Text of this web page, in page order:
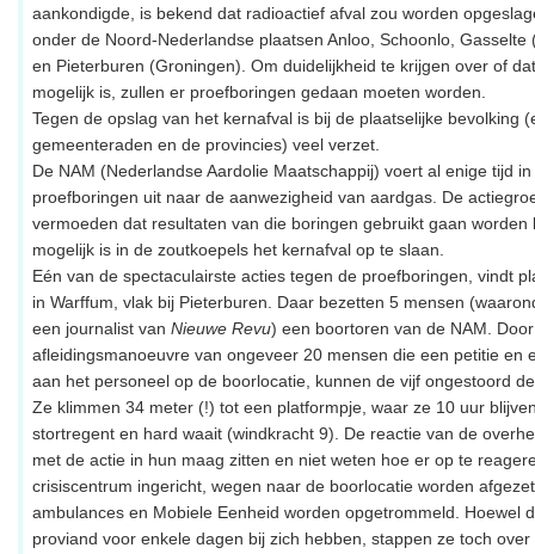
aankondigde, is bekend dat radioactief afval zou worden
onder de Noord-Nederlandse plaatsen Anloo, Schoonlo, Gasselte
en Pieterburen (Groningen). Om duidelijkheid te krijgen over of
mogelijk is, zullen er proefboringen gedaan moeten worden.
Tegen de opslag van het kernafval is bij de plaatselijke bevolking
gemeenteraden en de provincies) veel verzet.
De NAM (Nederlandse Aardolie Maatschappij) voert al enige tijd
proefboringen uit naar de aanwezigheid van aardgas. De
vermoeden dat resultaten van die boringen gebruikt gaan worden
mogelijk is in de zoutkoepels het kernafval op te slaan.
Eén van de spectaculairste acties tegen de proefboringen, vindt
in Warffum, vlak bij Pieterburen. Daar bezetten 5 mensen
een journalist van Nieuwe Revu) een boortoren van de NAM.
afleidingsmanoeuvre van ongeveer 20 mensen die een petitie en
aan het personeel op de boorlocatie, kunnen de vijf ongestoord
Ze klimmen 34 meter (!) tot een platformpje, waar ze 10 uur
stortregent en hard waait (windkracht 9). De reactie van de
met de actie in hun maag zitten en niet weten hoe er op te
crisiscentrum ingericht, wegen naar de boorlocatie worden
ambulances en Mobiele Eenheid worden opgetrommeld. Hoewel
proviand voor enkele dagen bij zich hebben, stappen ze toch